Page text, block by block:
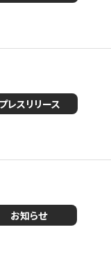
プレスリリース
お知らせ